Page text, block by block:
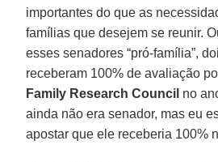
importantes do que as
famílias que desejem se reunir.
esses senadores “pró-família”,
receberam 100% de avaliação
Family Research Council no
ainda não era senador, mas eu
apostar que ele receberia 100%